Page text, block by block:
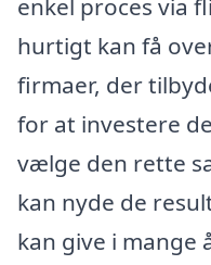
enkel proces via
hurtigt kan få
firmaer, der
for at investere
vælge den rette
kan nyde de
kan give i mange